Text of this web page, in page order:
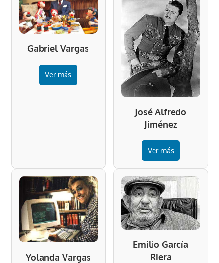
Gabriel Vargas
Ver más
José Alfredo
Jiménez
Ver más
Yolanda Vargas
Emilio García
Riera